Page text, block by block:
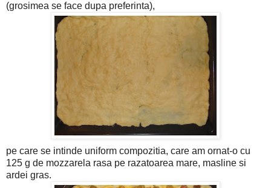
(grosimea se face dupa preferinta),
pe care se intinde uniform compozitia, care am ornat-o cu
125 g de mozzarela rasa pe razatoarea mare, masline si
ardei gras.